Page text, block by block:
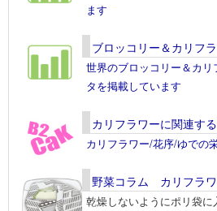
ます
ブロッコリー＆カリフ
世界のブロッコリー＆カ
タを掲載しています
カリフラワーに関連す
カリフラワー/花序/ゆでの
野菜コラム カリフラ
乾燥しないようにポリ袋